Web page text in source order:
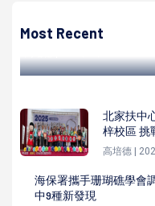
Most Recent
私章親洽補領
北家扶中
梓校區 挑
高培德 |
海保署攜手珊瑚礁學會
中9種新發現